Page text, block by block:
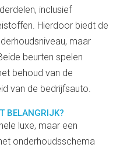
inclusief
Hierdoor biedt de
maar
beurten spelen
behoud van de
van de bedrijfsauto.
BELANGRIJK?
luxe, maar een
onderhoudsschema